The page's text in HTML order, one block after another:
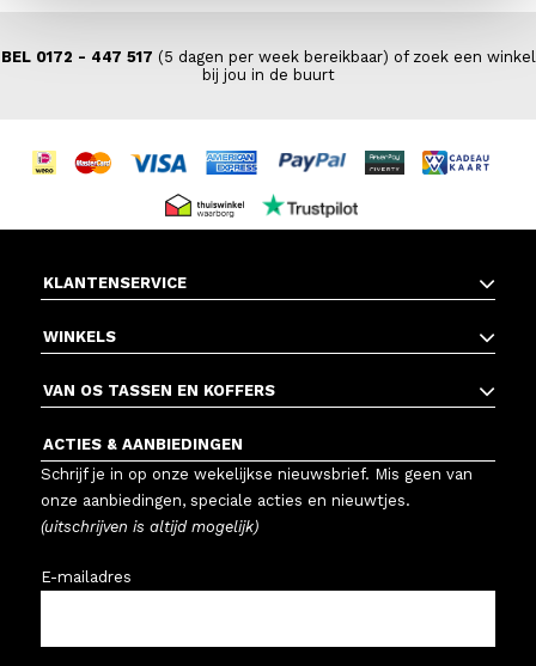
BEL 0172 - 447 517 (5 dagen per week bereikbaar) of zoek een winkel
bij jou in de buurt
KLANTENSERVICE
WINKELS
VAN OS TASSEN EN KOFFERS
ACTIES & AANBIEDINGEN
Schrijf je in op onze wekelijkse nieuwsbrief. Mis geen van
onze aanbiedingen, speciale acties en nieuwtjes.
(uitschrijven is altijd mogelijk)
E-mailadres